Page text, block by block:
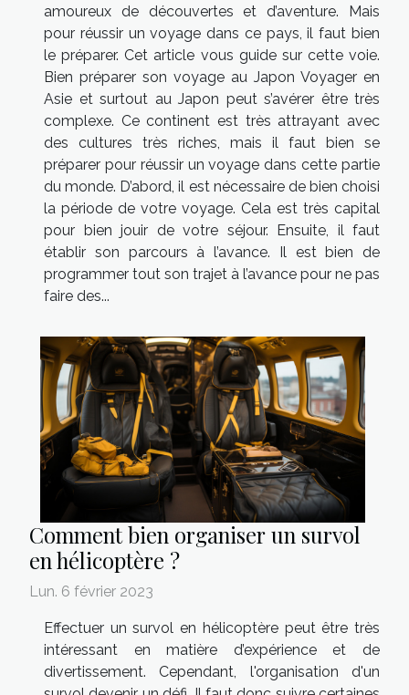
amoureux de découvertes et d’aventure. Mais
pour réussir un voyage dans ce pays, il faut bien
le préparer. Cet article vous guide sur cette voie.
Bien préparer son voyage au Japon Voyager en
Asie et surtout au Japon peut s’avérer être très
complexe. Ce continent est très attrayant avec
des cultures très riches, mais il faut bien se
préparer pour réussir un voyage dans cette partie
du monde. D’abord, il est nécessaire de bien choisi
la période de votre voyage. Cela est très capital
pour bien jouir de votre séjour. Ensuite, il faut
établir son parcours à l’avance. Il est bien de
programmer tout son trajet à l’avance pour ne pas
faire des...
Comment bien organiser un survol
en hélicoptère ?
Lun. 6 février 2023
Effectuer un survol en hélicoptère peut être très
intéressant en matière d’expérience et de
divertissement. Cependant, l'organisation d'un